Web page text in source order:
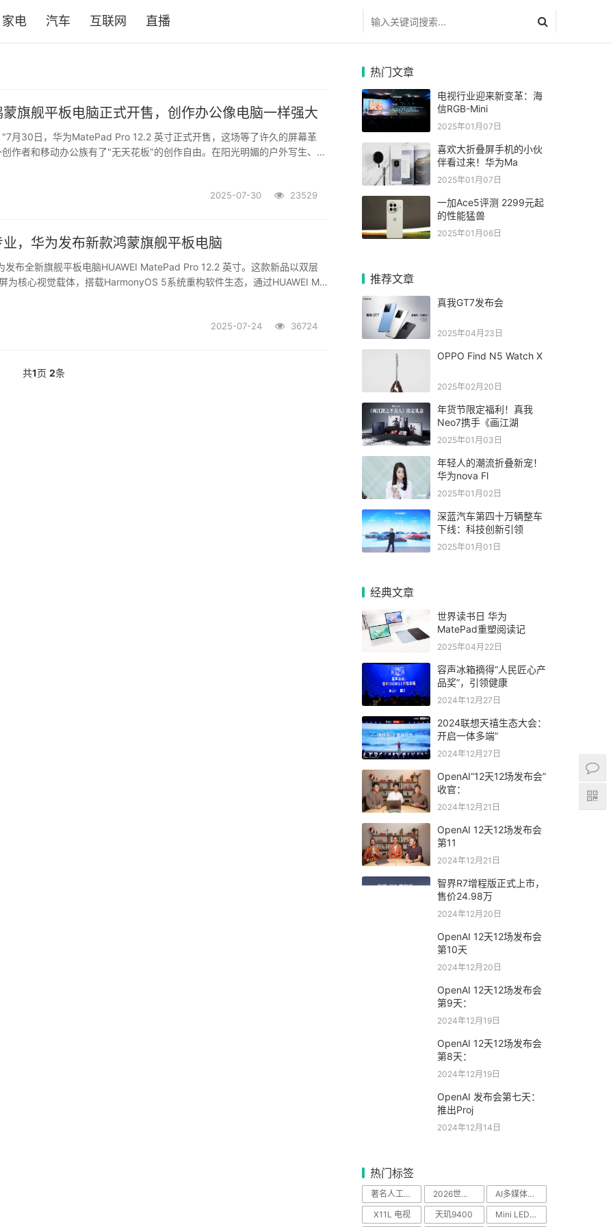
家电 汽车 互联网 直播
旗舰平板电脑正式开售，创作办公像电脑一样强大
月30日，华为MatePad Pro 12.2 英寸正式开售，这场等了许久的屏幕革
作者和移动办公族有了"无天花板"的创作自由。在阳光明媚的户外写生、在
2025-07-30 23529
，华为发布新款鸿蒙旗舰平板电脑
布全新旗舰平板电脑HUAWEI MatePad Pro 12.2 英寸。这款新品以双层
为核心视觉载体，搭载HarmonyOS 5系统重构软件生态，通过HUAWEI M-
2025-07-24 36724
共1页 2条
热门文章
电视行业迎来新变革：海
信RGB-Mini
2025年01月07日
喜欢大折叠屏手机的小伙
伴看过来！华为Ma
2025年01月07日
一加Ace5评测 2299元起
的性能猛兽
2025年01月06日
推荐文章
真我GT7发布会
2025年04月23日
OPPO Find N5 Watch X
2025年02月20日
年货节限定福利！真我
Neo7携手《画江湖
2025年01月03日
年轻人的潮流折叠新宠！
华为nova Fl
2025年01月02日
深蓝汽车第四十万辆整车
下线：科技创新引领
2025年01月01日
经典文章
世界读书日 华为
MatePad重塑阅读记
2025年04月22日
容声冰箱摘得“人民匠心产
品奖”，引领健康
2024年12月27日
2024联想天禧生态大会：
开启一体多端”
2024年12月27日
OpenAI“12天12场发布会”
收官：
2024年12月21日
OpenAI 12天12场发布会
第11
2024年12月21日
智界R7增程版正式上市，
售价24.98万
2024年12月20日
OpenAI 12天12场发布会
第10天
2024年12月20日
OpenAI 12天12场发布会
第9天：
2024年12月19日
OpenAI 12天12场发布会
第8天：
2024年12月19日
OpenAI 发布会第七天：
推出Proj
2024年12月14日
热门标签
著名人工智能科学 2026世界杯
AI多媒体中心
X11L 电视
天玑9400 Mini LED电视